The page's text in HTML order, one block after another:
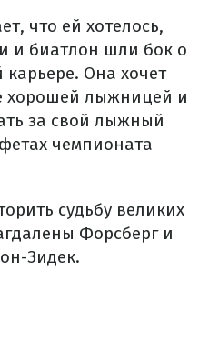
что ей хотелось,
и биатлон шли бок о
Она хочет
хорошей лыжницей и
за свой лыжный
чемпионата
судьбу великих
Форсберг и
Зидек.